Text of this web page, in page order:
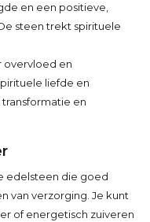
en een positieve,
steen trekt spirituele
overvloed en
liefde en
transformatie en
edelsteen die goed
van verzorging. Je kunt
of energetisch zuiveren